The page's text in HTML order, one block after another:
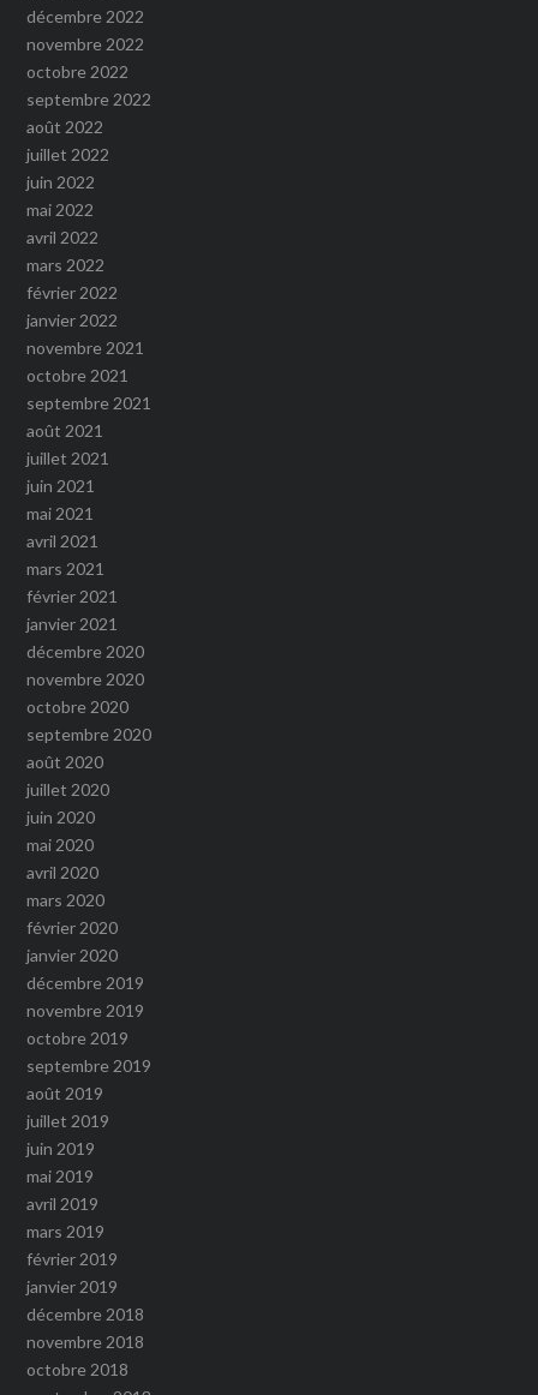
décembre 2022
novembre 2022
octobre 2022
septembre 2022
août 2022
juillet 2022
juin 2022
mai 2022
avril 2022
mars 2022
février 2022
janvier 2022
novembre 2021
octobre 2021
septembre 2021
août 2021
juillet 2021
juin 2021
mai 2021
avril 2021
mars 2021
février 2021
janvier 2021
décembre 2020
novembre 2020
octobre 2020
septembre 2020
août 2020
juillet 2020
juin 2020
mai 2020
avril 2020
mars 2020
février 2020
janvier 2020
décembre 2019
novembre 2019
octobre 2019
septembre 2019
août 2019
juillet 2019
juin 2019
mai 2019
avril 2019
mars 2019
février 2019
janvier 2019
décembre 2018
novembre 2018
octobre 2018